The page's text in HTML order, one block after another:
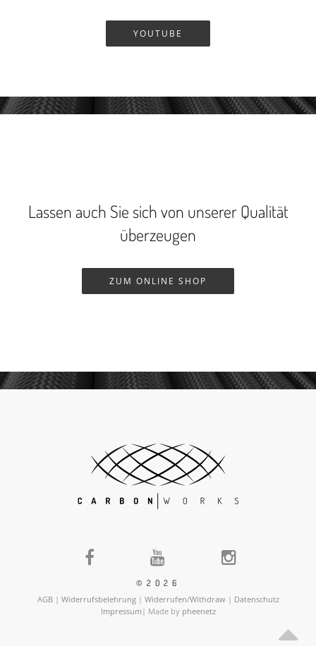
YOUTUBE
Lassen auch Sie sich von unserer Qualität
überzeugen
ZUM ONLINE SHOP
©2026
AGB| Widerrufsbelehrung| Widerrufen/Withdraw| Datenschutz
Impressum| Made by pheenetz